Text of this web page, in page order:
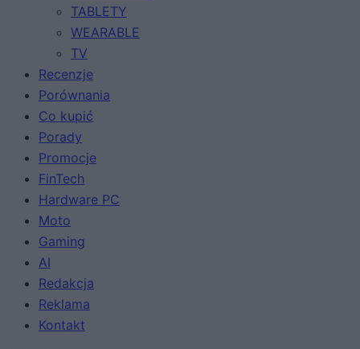
TABLETY
WEARABLE
TV
Recenzje
Porównania
Co kupić
Porady
Promocje
FinTech
Hardware PC
Moto
Gaming
AI
Redakcja
Reklama
Kontakt